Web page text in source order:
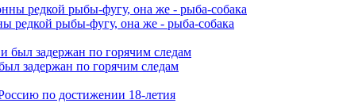
редкой рыбы-фугу, она же - рыба-собака
задержан по горячим следам